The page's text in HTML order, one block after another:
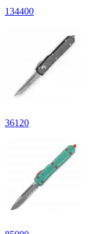
134400
36120